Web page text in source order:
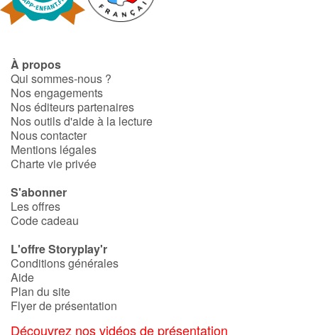
À propos
Qui sommes-nous ?
Nos engagements
Nos éditeurs partenaires
Nos outils d'aide à la lecture
Nous contacter
Mentions légales
Charte vie privée
S'abonner
Les offres
Code cadeau
L'offre Storyplay'r
Conditions générales
Aide
Plan du site
Flyer de présentation
Découvrez nos vidéos de présentation